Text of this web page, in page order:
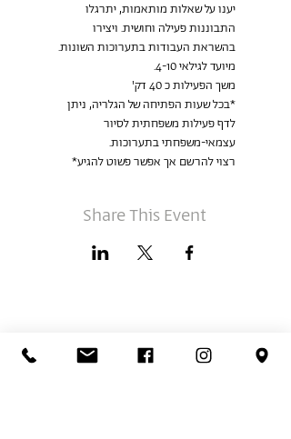
יענו על שאלות מותאמות, יתרגלו
התבוננות פעילה וחושית. ויצירו
בהשראת העבודות בתערוכות השונות.
מיועד לגילאי 4-10.
משך הפעילות כ 40 דק'
*בכל שעות הפתיחה של הגלריה, ניתן
לדף פעילות משפחתית לסיור
עצמאי-משפחתי בתערוכות.
רצוי להרשם אך אפשר פשוט להגיע*
Share This Event